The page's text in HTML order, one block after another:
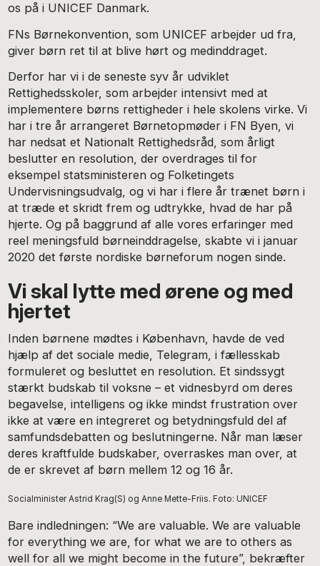
os på i UNICEF Danmark.
FNs Børnekonvention, som UNICEF arbejder ud fra,
giver børn ret til at blive hørt og medinddraget.
Derfor har vi i de seneste syv år udviklet
Rettighedsskoler, som arbejder intensivt med at
implementere børns rettigheder i hele skolens virke. Vi
har i tre år arrangeret Børnetopmøder i FN Byen, vi
har nedsat et Nationalt Rettighedsråd, som årligt
beslutter en resolution, der overdrages til for
eksempel statsministeren og Folketingets
Undervisningsudvalg, og vi har i flere år trænet børn i
at træde et skridt frem og udtrykke, hvad de har på
hjerte. Og på baggrund af alle vores erfaringer med
reel meningsfuld børneinddragelse, skabte vi i januar
2020 det første nordiske børneforum nogen sinde.
Vi skal lytte med ørene og med
hjertet
Inden børnene mødtes i København, havde de ved
hjælp af det sociale medie, Telegram, i fællesskab
formuleret og besluttet en resolution. Et sindssygt
stærkt budskab til voksne – et vidnesbyrd om deres
begavelse, intelligens og ikke mindst frustration over
ikke at være en integreret og betydningsfuld del af
samfundsdebatten og beslutningerne. Når man læser
deres kraftfulde budskaber, overraskes man over, at
de er skrevet af børn mellem 12 og 16 år.
Socialminister Astrid Krag(S) og Anne Mette-Friis. Foto: UNICEF
Bare indledningen: “We are valuable. We are valuable
for everything we are, for what we are to others as
well for all we might become in the future”, bekræfter